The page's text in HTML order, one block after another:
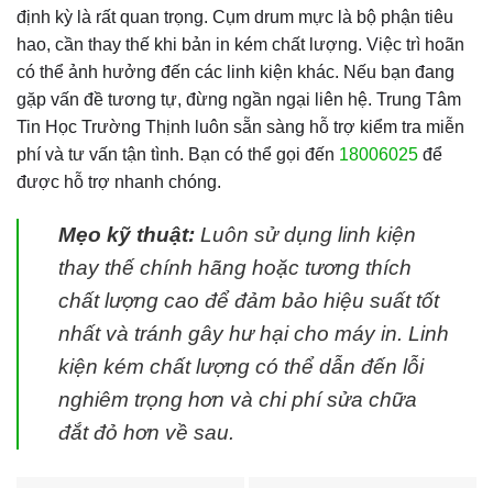
định kỳ là rất quan trọng. Cụm drum mực là bộ phận tiêu
hao, cần thay thế khi bản in kém chất lượng. Việc trì hoãn
có thể ảnh hưởng đến các linh kiện khác. Nếu bạn đang
gặp vấn đề tương tự, đừng ngần ngại liên hệ. Trung Tâm
Tin Học Trường Thịnh luôn sẵn sàng hỗ trợ kiểm tra miễn
phí và tư vấn tận tình. Bạn có thể gọi đến 18006025 để
được hỗ trợ nhanh chóng.
Mẹo kỹ thuật: Luôn sử dụng linh kiện
thay thế chính hãng hoặc tương thích
chất lượng cao để đảm bảo hiệu suất tốt
nhất và tránh gây hư hại cho máy in. Linh
kiện kém chất lượng có thể dẫn đến lỗi
nghiêm trọng hơn và chi phí sửa chữa
đắt đỏ hơn về sau.